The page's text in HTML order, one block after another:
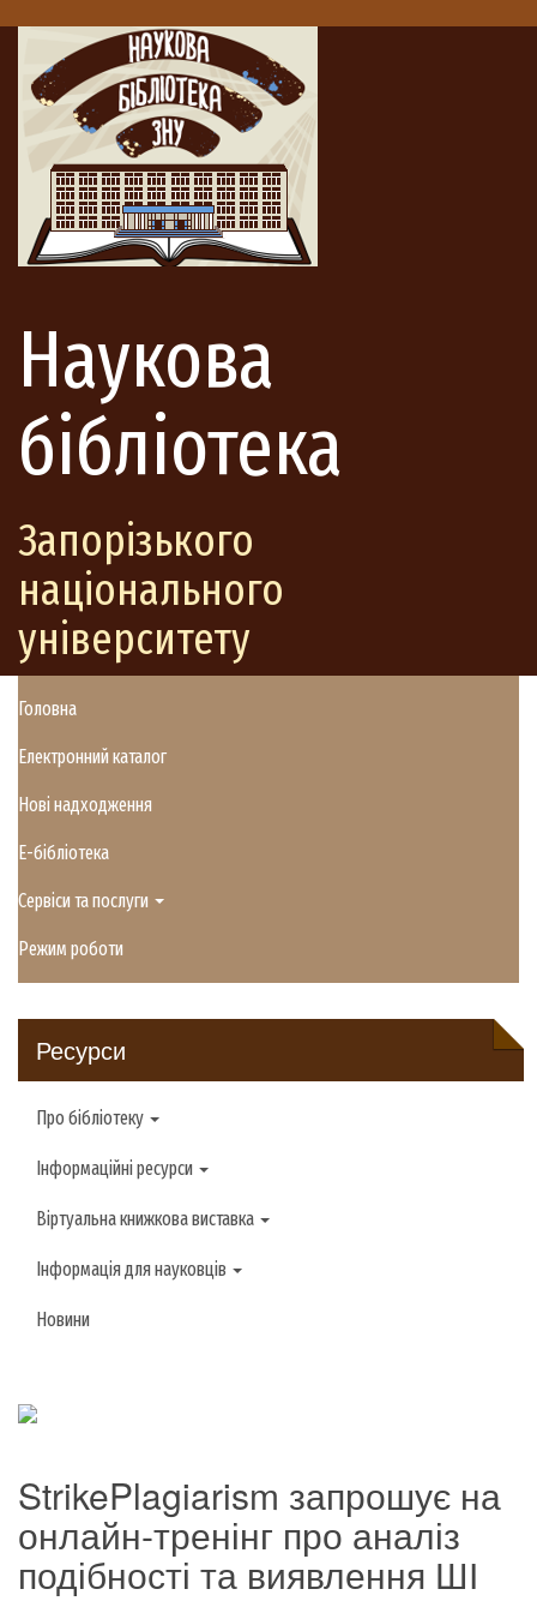
Наукова
бібліотека
Запорізького
національного
університету
Головна
Електронний каталог
Нові надходження
E-бібліотека
Сервіси та послуги
Режим роботи
Ресурси
Про бібліотеку
Інформаційні ресурси
Віртуальна книжкова виставка
Інформація для науковців
Новини
StrikePlagiarism запрошує на
онлайн-тренінг про аналіз
подібності та виявлення ШІ